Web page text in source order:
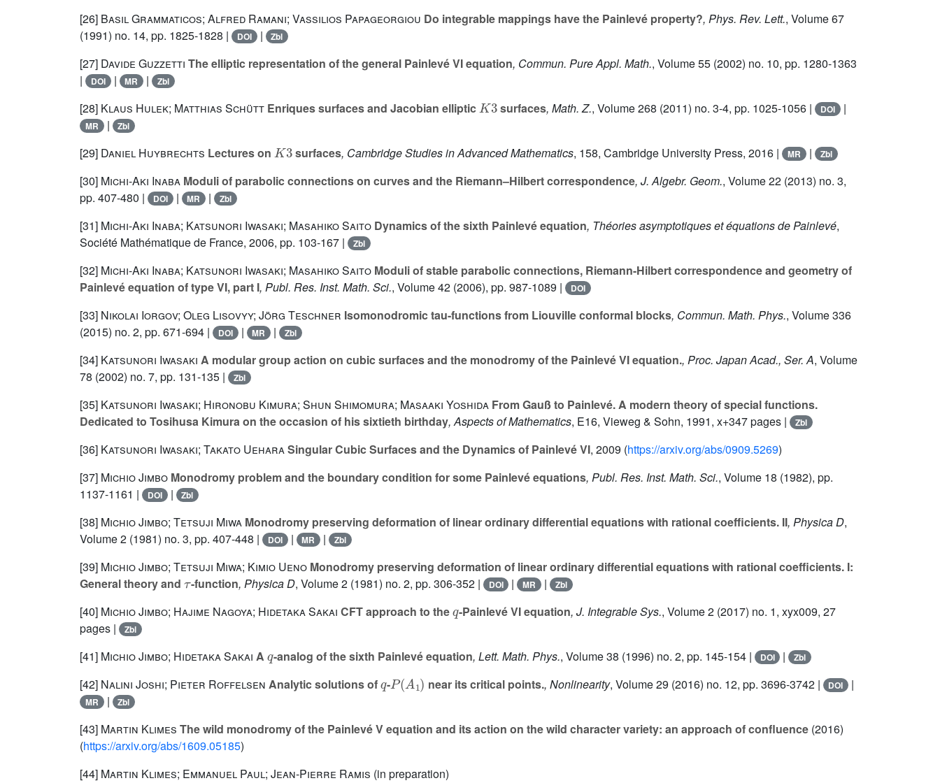
[26] Basil Grammaticos; Alfred Ramani; Vassilios Papageorgiou Do integrable mappings have the Painlevé property?, Phys. Rev. Lett., Volume 67
(1991) no. 14, pp. 1825-1828 |
DOI | Zbl
[27] Davide Guzzetti The elliptic representation of the general Painlevé VI equation, Commun. Pure Appl. Math., Volume 55 (2002) no. 10, pp. 1280-1363
|
DOI | MR | Zbl
[28] Klaus Hulek; Matthias Schütt Enriques surfaces and Jacobian elliptic surfaces, Math. Z., Volume 268 (2011) no. 3-4, pp. 1025-1056 | DOI |
MR | Zbl
[29] Daniel Huybrechts Lectures on surfaces, Cambridge Studies in Advanced Mathematics, 158, Cambridge University Press, 2016 | MR | Zbl
[30] Michi-Aki Inaba Moduli of parabolic connections on curves and the Riemann–Hilbert correspondence, J. Algebr. Geom., Volume 22 (2013) no. 3,
pp. 407-480 |
DOI | MR | Zbl
[31] Michi-Aki Inaba; Katsunori Iwasaki; Masahiko Saito Dynamics of the sixth Painlevé equation, Théories asymptotiques et équations de Painlevé,
Société Mathématique de France, 2006, pp. 103-167 |
Zbl
[32] Michi-Aki Inaba; Katsunori Iwasaki; Masahiko Saito Moduli of stable parabolic connections, Riemann-Hilbert correspondence and geometry of
Painlevé equation of type VI, part I, Publ. Res. Inst. Math. Sci., Volume 42 (2006), pp. 987-1089 | DOI
[33] Nikolai Iorgov; Oleg Lisovyy; Jörg Teschner Isomonodromic tau-functions from Liouville conformal blocks, Commun. Math. Phys., Volume 336
(2015) no. 2, pp. 671-694 |
DOI | MR | Zbl
[34] Katsunori Iwasaki A modular group action on cubic surfaces and the monodromy of the Painlevé VI equation., Proc. Japan Acad., Ser. A, Volume
78 (2002) no. 7, pp. 131-135 | Zbl
[35] Katsunori Iwasaki; Hironobu Kimura; Shun Shimomura; Masaaki Yoshida From Gauß to Painlevé. A modern theory of special functions.
Dedicated to Tosihusa Kimura on the occasion of his sixtieth birthday, Aspects of Mathematics, E16, Vieweg & Sohn, 1991, x+347 pages | Zbl
[36] Katsunori Iwasaki; Takato UeharaSingular Cubic Surfaces and the Dynamics of Painlevé VI, 2009 (https://arxiv.org/abs/0909.5269)
[37] Michio Jimbo Monodromy problem and the boundary condition for some Painlevé equations, Publ. Res. Inst. Math. Sci., Volume 18 (1982), pp.
1137-1161 |
DOI | Zbl
[38] Michio Jimbo; Tetsuji Miwa Monodromy preserving deformation of linear ordinary differential equations with rational coefficients. II, Physica D,
Volume 2 (1981) no. 3, pp. 407-448 | DOI | MR | Zbl
[39] Michio Jimbo; Tetsuji Miwa; Kimio Ueno Monodromy preserving deformation of linear ordinary differential equations with rational coefficients. I:
General theory and
τ
-function, Physica D, Volume 2(1981) no. 2, pp. 306-352 | DOI | MR | Zbl
[40] Michio Jimbo; Hajime Nagoya; Hidetaka Sakai CFT approach to the -Painlevé VI equation, J. Integrable Sys., Volume 2(2017) no. 1, xyx009, 27
pages |
Zbl
[41] Michio Jimbo; Hidetaka Sakai A -analog of the sixth Painlevé equation, Lett. Math. Phys., Volume 38 (1996) no. 2, pp. 145-154 | DOI | Zbl
[42] Nalini Joshi; Pieter Roffelsen Analytic solutions of -
A 1)
near its critical points., Nonlinearity, Volume 29 (2016) no. 12, pp. 3696-3742 | DOI |
MR | Zbl
[43] Martin Klimes The wild monodromy of the Painlevé V equation and its action on the wild character variety: an approach of confluence (2016)
(https://arxiv.org/abs/1609.05185)
[44] Martin Klimes; Emmanuel Paul; Jean-Pierre Ramis (in preparation)